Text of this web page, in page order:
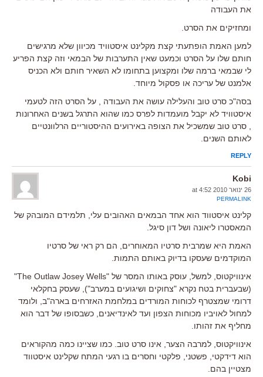
את העבודה
ומחזיקים את הסרט.
למען האמת הופתעתי קצת מקלינט איסטוויד מכיוון שלא מרגישים
חותם שלו על הסרט וכמעט שאין התערבות של הבמאי וזה קצת הפריע
לי שבמאי ברמה שלו ומקצוען בתחומו לא השאיר חותם ולא הכניס
אלמנט של עריכה או פסקול מיוחד.
בסה"כ סרט טוב והעלילה עושה את העבודה , על הסרט הזה לטעמי
איסטוויד לא יקבל מועמדות לפרס כמו שהוא התרגל בשנים האחרונות
, סרט טוב שמשכיל את הצופה באירועים ההיסטוריים הרלוונטיים
לאותם השנים.
REPLY
Kobi
26 ינואר 2010 at 4:52
PERMALINK
קלינט איסטווד הוא אחד הבמאים האהובים עלי, תלמידם המובהק של
המאסטרו ליאונה ושל דון סיגל.
האמת היא שמרבית סרטיו המאוחרים, הם רק ראי של סרטיו
המוקדמים שעסקו בדיוק באותם התמות.
אינוויקטוס, למשל, עוסק באותו המסר של "The Outlaw Josey Wells"
(שבעברית בטח נקרא "צחוקים ושיגועים במערב"), שעסק בחקלאי
דרומי שמצטרף לכוחות המורדים במלחמת האזרחים בארה"ב, ולומד
למחול לאויביו מכוחות הצפון ועד לאינדיאנים, כשבסופו של דבר הוא
מחליף את זהותו.
אינוויקטוס, למרבה הצער, אינו סרט טוב. כמו שציינו כמה מהקוראים
הוא דידקטי, פשטני, פלקטי וחסרים בו רגעי המתח שקלינט איסטווד
מצטיין בהם.